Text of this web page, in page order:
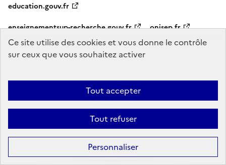
Ce site utilise des cookies et vous donne le contrôle
sur ceux que vous souhaitez activer
Tout accepter
Tout refuser
Personnaliser
education.gouv.fr
enseignementsup-recherche.gouv.fr
onisep.fr
Sauf mention explicite de propriété intellectuelle détenue par des tiers,
les contenus de ce site sont proposés souslicence etalab-2.0